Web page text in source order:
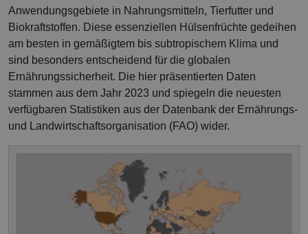
Anwendungsgebiete in Nahrungsmitteln, Tierfutter und
Biokraftstoffen. Diese essenziellen Hülsenfrüchte gedeihen
am besten in gemäßigtem bis subtropischem Klima und
sind besonders entscheidend für die globalen
Ernährungssicherheit. Die hier präsentierten Daten
stammen aus dem Jahr 2023 und spiegeln die neuesten
verfügbaren Statistiken aus der Datenbank der Ernährungs-
und Landwirtschaftsorganisation (FAO) wider.